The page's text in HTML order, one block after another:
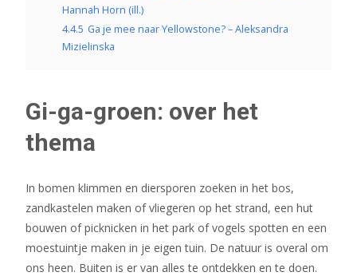
Hannah Horn (ill.)
4.4.5 Ga je mee naar Yellowstone? – Aleksandra
Mizielinska
Gi-ga-groen: over het
thema
In bomen klimmen en diersporen zoeken in het bos,
zandkastelen maken of vliegeren op het strand, een hut
bouwen of picknicken in het park of vogels spotten en een
moestuintje maken in je eigen tuin. De natuur is overal om
ons heen. Buiten is er van alles te ontdekken en te doen.